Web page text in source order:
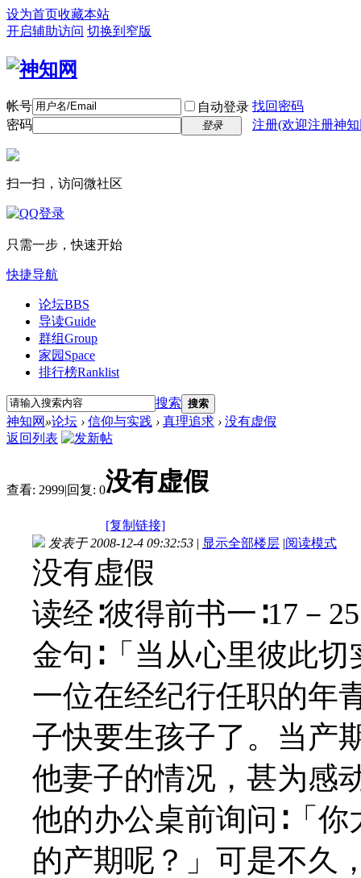
设为首页收藏本站
开启辅助访问 切换到窄版
帐号 自动登录 找回密码
密码
登录 注册(欢迎注册神
扫一扫，访问微社区
只需一步，快速开始
快捷导航
论坛BBS
导读Guide
群组Group
家园 Space
排行榜Ranklist
搜索 搜索
神知网 »论坛 › 信仰与实践 › 真理追求 › 没有虚假
返回列表
查看: 2999|回复: 0没有虚假
[复制链接]
发表于 2008-12-4 09:32:53 | 显示全部楼层 |阅读模式
没有虚假
读经∶彼得前书一∶17－25
金句∶「当从心里彼此
一位在经纪行任职的年
子快要生孩子了。当产
他妻子的情况，甚为感
他的办公桌前询问∶「
的产期呢？」可是不久